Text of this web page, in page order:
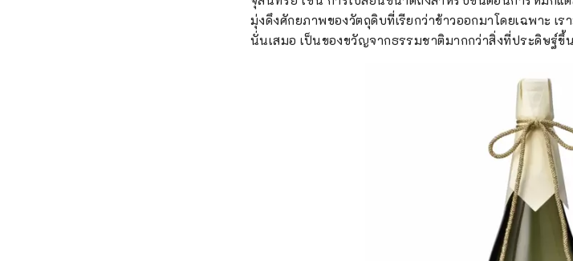
มุ่งดึงศักยภาพของวัตถุดิบที่เรียกว่าข้าวออกมาโดยเฉพาะ เ
นั่นเสมอ เป็นของขวัญจากธรรมชาติมากกว่าสิ่งที่ประดิษฐ์ขึ้น